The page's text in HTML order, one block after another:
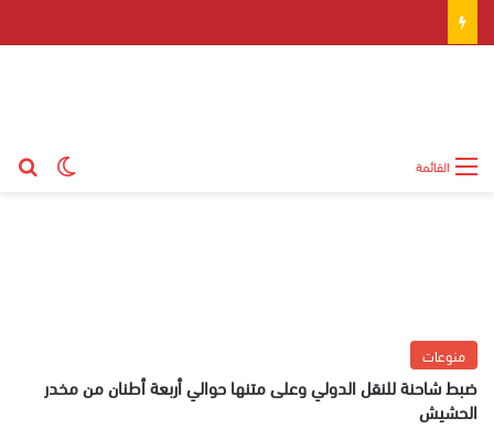
القائمة
منوعات
ضبط شاحنة للنقل الدولي وعلى متنها حوالي أربعة أطنان من مخدر
الحشيش